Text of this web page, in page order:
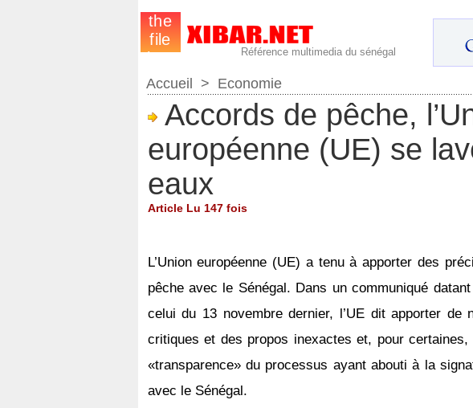
Référence multimedia du sénégal
Accueil > Economie
Accords de pêche,
européenne (UE) se
eaux
Article Lu 147 fois
L’Union européenne (UE) a tenu à apporter des
pêche avec le Sénégal. Dans un communiqué
celui du 13 novembre dernier, l’UE dit apporter de
critiques et des propos inexactes et, pour
«transparence» du processus ayant abouti à la
avec le Sénégal.